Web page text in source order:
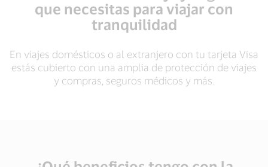
que necesitas para viajar con
tranquilidad
En viajes domésticos o al extranjero con tu tarjeta Visa
estás cubierto con una amplia de protección de viajes
y compras, seguros médicos y más.